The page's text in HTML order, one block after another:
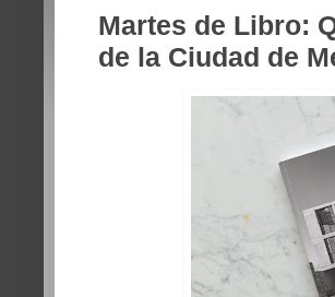
Martes de Libro:
de la Ciudad de